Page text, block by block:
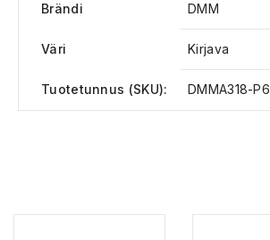
Brändi DMM
Väri Kirjava
Tuotetunnus (SKU): DMMA318-P6